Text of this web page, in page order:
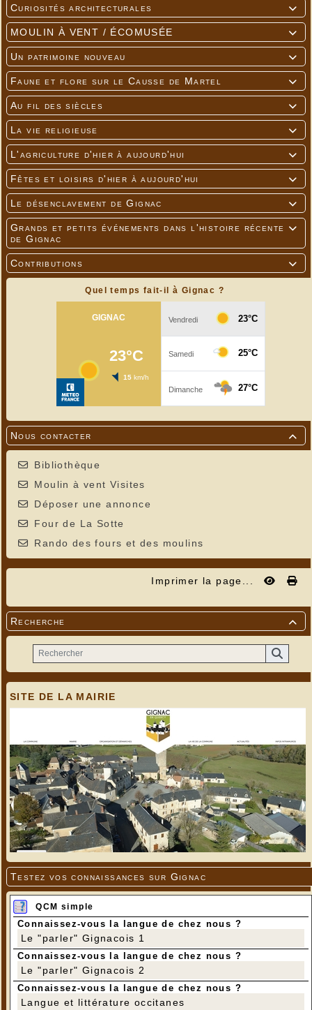

Curiosités architecturales

MOULIN À VENT / ÉCOMUSÉE

Un patrimoine nouveau

Faune et flore sur le Causse de Martel

Au fil des siècles

La vie religieuse

L'agriculture d'hier à aujourd'hui

Fêtes et loisirs d'hier à aujourd'hui

Le désenclavement de Gignac

Grands et petits événements dans l'histoire récente
de Gignac

Contributions
Quel temps fait-il à Gignac ?

Nous contacter
Bibliothèque
Moulin à vent Visites
Déposer une annonce
Four de La Sotte
Rando des fours et des moulins
Imprimer la page...

Recherche
SITE DE LA MAIRIE
Testez vos connaissances sur Gignac
QCM simple
Connaissez-vous la langue de chez nous ?
Le "parler" Gignacois 1
Connaissez-vous la langue de chez nous ?
Le "parler" Gignacois 2
Connaissez-vous la langue de chez nous ?
Langue et littérature occitanes